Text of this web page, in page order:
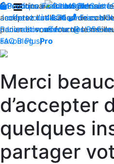
En continuant à naviguer sur
acceptez l'utilisation de
panier et vous fournir le
savoir Plus)
Produits innovants de
offerte dès 35€ en France
Livraison offerte dès 35€
Contactez-nous :
44 74
-
Boutique Fraîcheur Bien-être
Jambes lourdes Insomnies
Reconditionnés
FAQ Blog Pro
Merci
d’accepter
quelques
partager